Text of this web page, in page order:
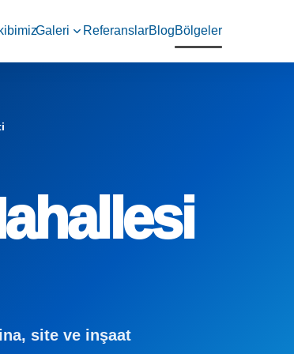
Galeri ReferanslarBlogBölgeler
site ve inşaat